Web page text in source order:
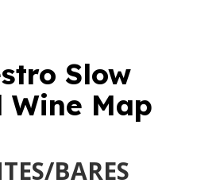
Slow
Wine Map
BARES